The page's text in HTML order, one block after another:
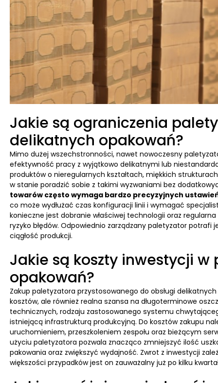
Jakie są ograniczenia
delikatnych opakowań?
Mimo dużej wszechstronności, nawet nowoczesny
efektywność pracy z wyjątkowo delikatnymi lub
produktów o nieregularnych kształtach, miękkich
w stanie poradzić sobie z takimi wyzwaniami bez
towarów często wymaga bardzo precyzyjnych
co może wydłużać czas konfiguracji linii i wymagać
konieczne jest dobranie właściwej technologii oraz
ryzyko błędów. Odpowiednio zarządzany paletyzator
ciągłość produkcji.
Jakie są koszty inwestycji
opakowań?
Zakup paletyzatora przystosowanego do obsługi
kosztów, ale również realna szansa na długoterminowe
technicznych, rodzaju zastosowanego systemu
istniejącą infrastrukturą produkcyjną. Do kosztów zakupu
uruchomieniem, przeszkoleniem zespołu oraz bieżącym
użyciu paletyzatora pozwala znacząco zmniejszyć ilość
pakowania oraz zwiększyć wydajność. Zwrot z inwestycji
większości przypadków jest on zauważalny już po kilku